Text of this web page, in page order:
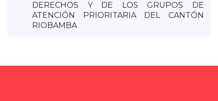
DERECHOS Y DE LOS GRUPOS DE
ATENCIÓN PRIORITARIA DEL CANTÓN
RIOBAMBA